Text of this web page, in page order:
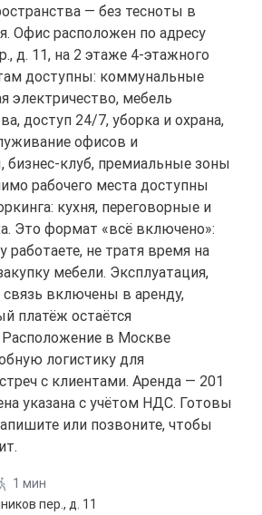
— без тесноты в
Офис расположен по адресу
д. 11, на 2 этаже 4-этажного
доступны: коммунальные
электричество, мебель
доступ 24/7, уборка и охрана,
офисов и
бизнес-клуб, премиальные зоны
рабочего места доступны
кухня, переговорные и
Это формат «всё включено»:
работаете, не тратя время на
мебели. Эксплуатация,
связь включены в аренду,
платёж остаётся
в Москве
логистику для
с клиентами. Аренда — 201
указана с учётом НДС. Готовы
или позвоните, чтобы
1 мин
пер., д. 11